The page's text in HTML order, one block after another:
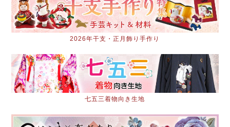
2026年干支・正月飾り手作り
七五三着物向き生地